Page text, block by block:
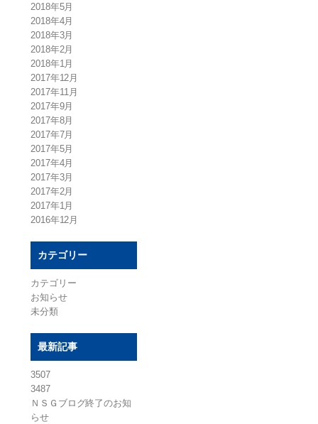
2018年5月
2018年4月
2018年3月
2018年2月
2018年1月
2017年12月
2017年11月
2017年9月
2017年8月
2017年7月
2017年5月
2017年4月
2017年3月
2017年2月
2017年1月
2016年12月
カテゴリー
カテゴリー
お知らせ
未分類
最新記事
3507
3487
ＮＳＧブログ終了のお知
らせ